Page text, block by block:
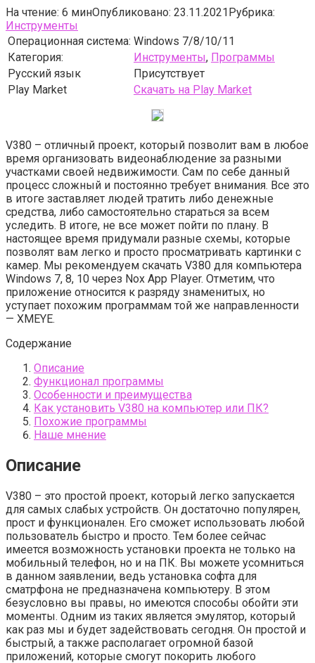
На чтение: 6 минОпубликовано: 23.11.2021Рубрика:
Инструменты
Операционная система: Windows 7/8/10/11
Категория:
Инструменты, Программы
Русский язык
Присутствует
Play Market
Скачать на Play Market
V380 – отличный проект, который позволит вам в любое
время организовать видеонаблюдение за разными
участками своей недвижимости. Сам по себе данный
процесс сложный и постоянно требует внимания. Все это
в итоге заставляет людей тратить либо денежные
средства, либо самостоятельно стараться за всем
уследить. В итоге, не все может пойти по плану. В
настоящее время придумали разные схемы, которые
позволят вам легко и просто просматривать картинки с
камер. Мы рекомендуем скачать V380 для компьютера
Windows 7, 8, 10 через Nox App Player. Отметим, что
приложение относится к разряду знаменитых, но
уступает похожим программам той же направленности
— XMEYE.
Содержание
Описание
Функционал программы
Особенности и преимущества
Как установить V380 на компьютер или ПК?
Похожие программы
Наше мнение
Описание
V380 – это простой проект, который легко запускается
для самых слабых устройств. Он достаточно популярен,
прост и функционален. Его сможет использовать любой
пользователь быстро и просто. Тем более сейчас
имеется возможность установки проекта не только на
мобильный телефон, но и на ПК. Вы можете усомниться
в данном заявлении, ведь установка софта для
сматрфона не предназначена компьютеру. В этом
безусловно вы правы, но имеются способы обойти эти
моменты. Одним из таких является эмулятор, который
как раз мы и будет задействовать сегодня. Он простой и
быстрый, а также располагает огромной базой
приложений, которые смогут покорить любого